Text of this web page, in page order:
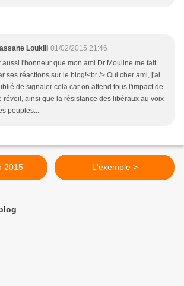
Loukili 01/02/2015 21:46
aussi l'honneur que mon ami Dr Mouline me fait
ses réactions sur le blog!<br /> Oui cher ami, j'ai
de signaler cela car on attend tous l'impact de
réveil, ainsi que la résistance des libéraux au voix
peuples...
2015 L'exemple >